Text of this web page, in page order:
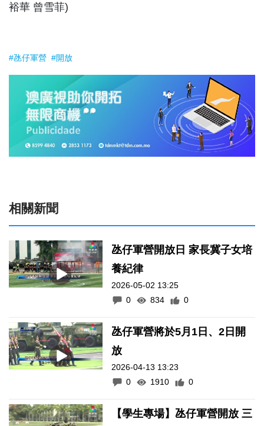
裕華 曾雪菲)
#氹仔軍營 #開放
相關新聞
氹仔軍營開放日 家長冀子女培
養紀律
2026-05-02 13:25
0
834 0
氹仔軍營將於5月1日、2日開
放
2026-04-13 13:23
0
1910 0
【學生專場】氹仔軍營開放 三